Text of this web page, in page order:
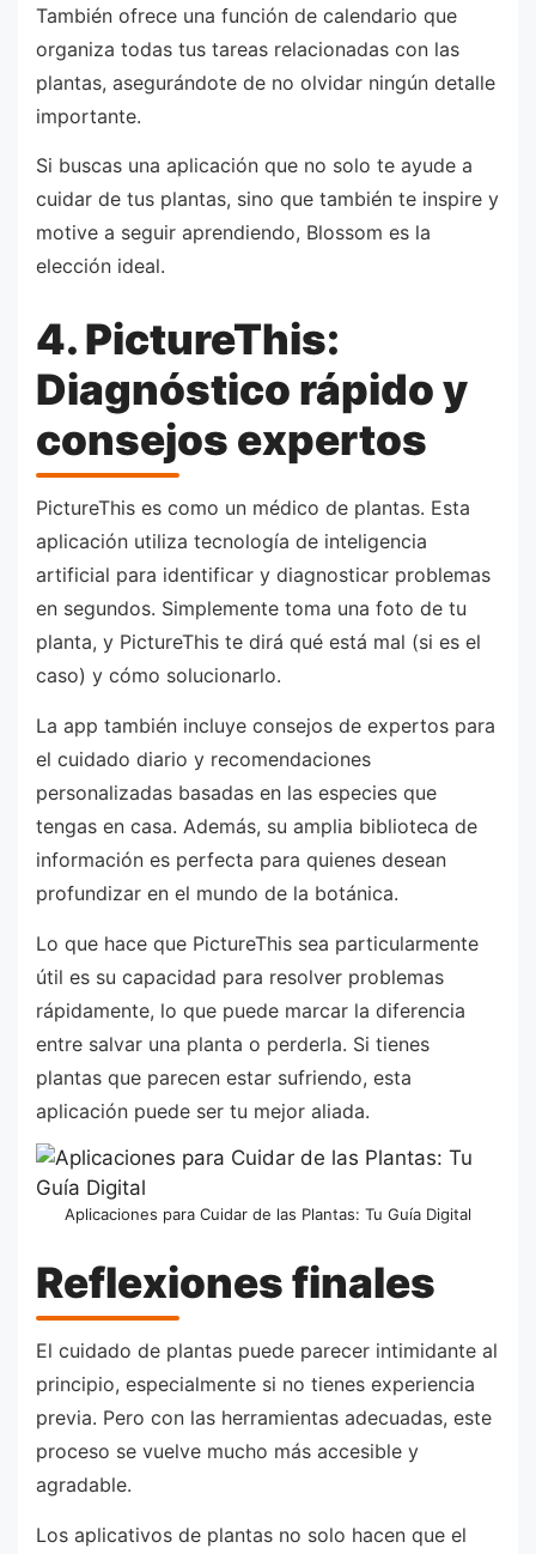
También ofrece una función de calendario que
organiza todas tus tareas relacionadas con las
plantas, asegurándote de no olvidar ningún detalle
importante.
Si buscas una aplicación que no solo te ayude a
cuidar de tus plantas, sino que también te inspire y
motive a seguir aprendiendo, Blossom es la
elección ideal.
4. PictureThis:
Diagnóstico rápido y
consejos expertos
PictureThis es como un médico de plantas. Esta
aplicación utiliza tecnología de inteligencia
artificial para identificar y diagnosticar problemas
en segundos. Simplemente toma una foto de tu
planta, y PictureThis te dirá qué está mal (si es el
caso) y cómo solucionarlo.
La app también incluye consejos de expertos para
el cuidado diario y recomendaciones
personalizadas basadas en las especies que
tengas en casa. Además, su amplia biblioteca de
información es perfecta para quienes desean
profundizar en el mundo de la botánica.
Lo que hace que PictureThis sea particularmente
útil es su capacidad para resolver problemas
rápidamente, lo que puede marcar la diferencia
entre salvar una planta o perderla. Si tienes
plantas que parecen estar sufriendo, esta
aplicación puede ser tu mejor aliada.
Aplicaciones para Cuidar de las Plantas: Tu Guía Digital
Reflexiones finales
El cuidado de plantas puede parecer intimidante al
principio, especialmente si no tienes experiencia
previa. Pero con las herramientas adecuadas, este
proceso se vuelve mucho más accesible y
agradable.
Los aplicativos de plantas no solo hacen que el